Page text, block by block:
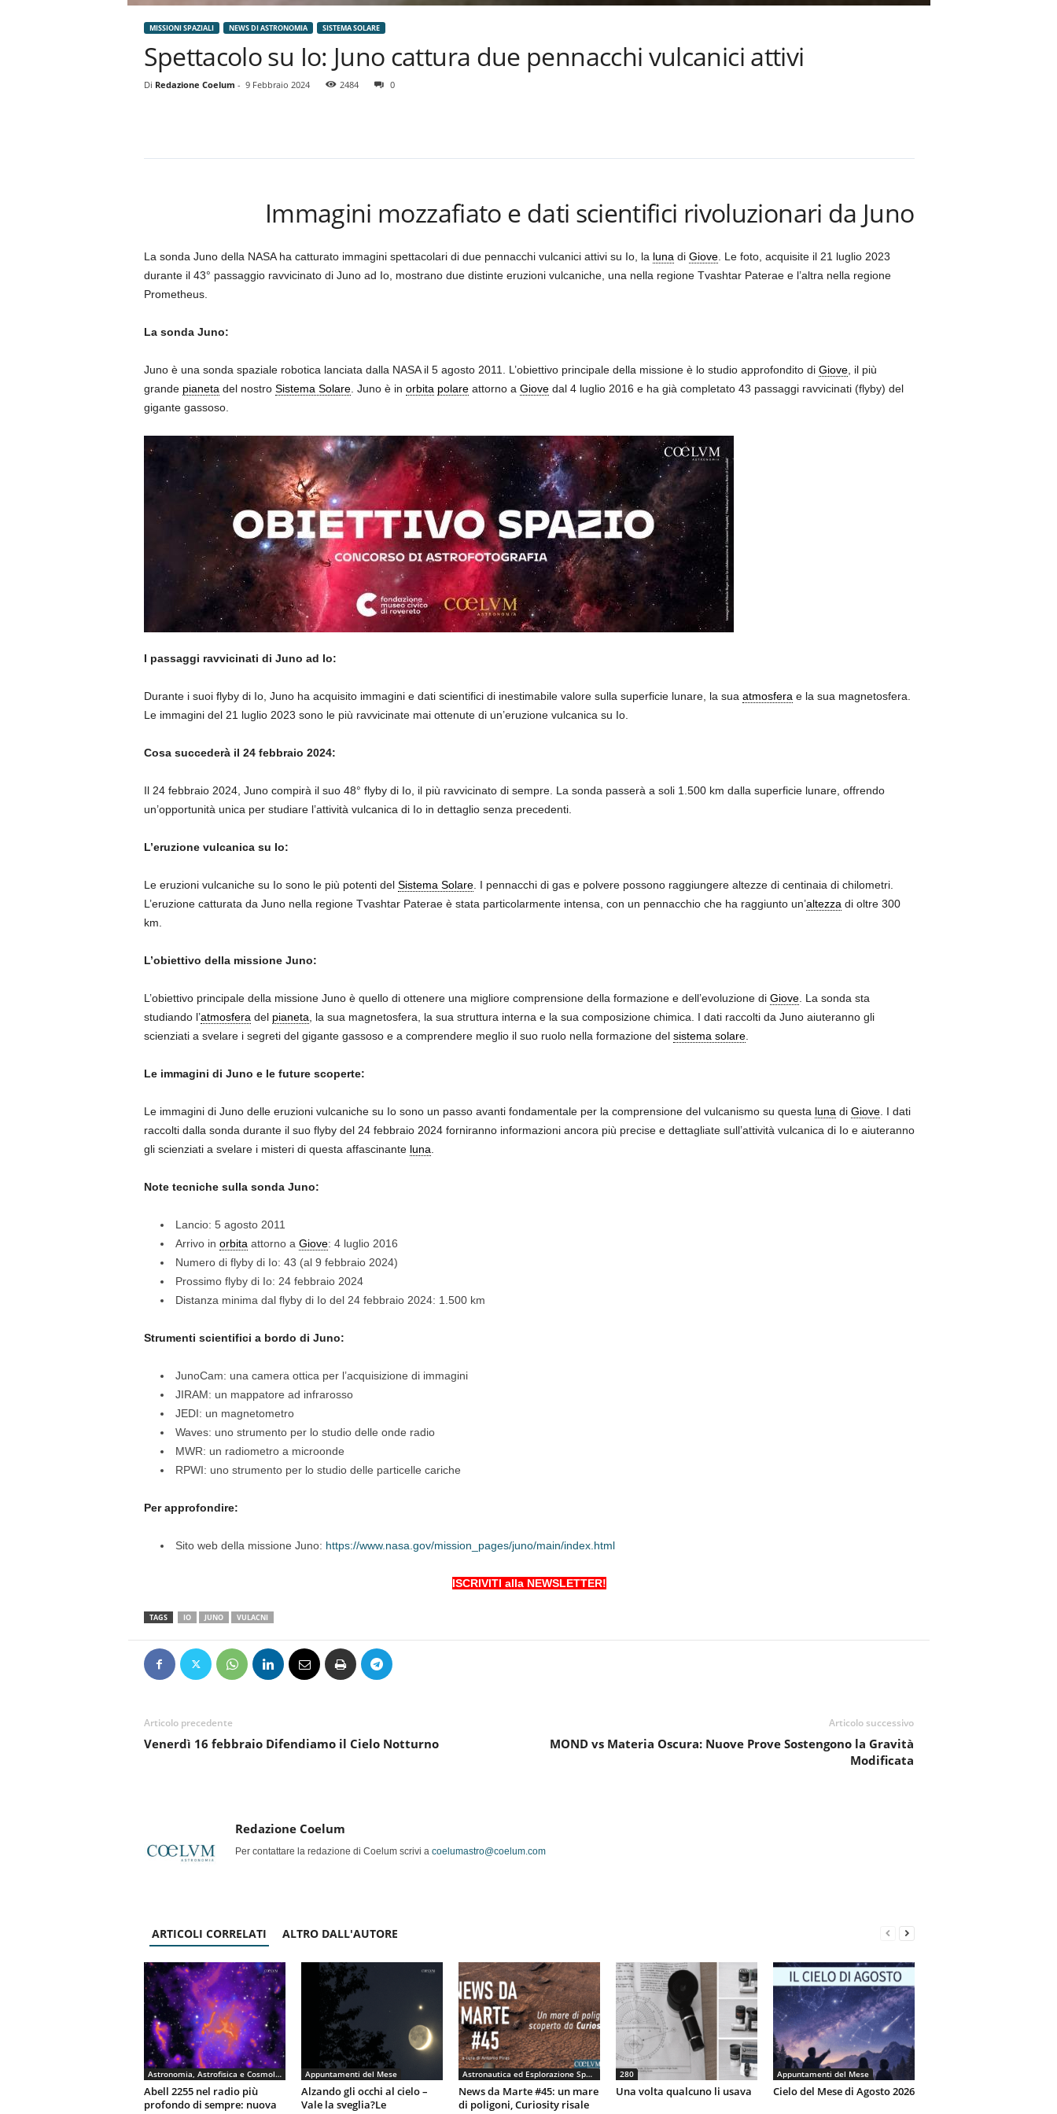
MISSIONI SPAZIALI NEWS DI ASTRONOMIA SISTEMA SOLARE
Spettacolo su Io: Juno cattura due pennacchi vulcanici attivi
Di Redazione Coelum - 9 Febbraio 2024 2484 0
Immagini mozzafiato e dati scientifici rivoluzionari da Juno
La sonda Juno della NASA ha catturato immagini spettacolari di due pennacchi vulcanici attivi su Io, la luna di Giove. Le foto, acquisite il 21 luglio 2023
durante il 43° passaggio ravvicinato di Juno ad Io, mostrano due distinte eruzioni vulcaniche, una nella regione Tvashtar Paterae e l’altra nella regione
Prometheus.
La sonda Juno:
Juno è una sonda spaziale robotica lanciata dalla NASA il 5 agosto 2011. L’obiettivo principale della missione è lo studio approfondito di Giove, il più
grande pianeta del nostro Sistema Solare. Juno è in orbita polareattorno a Giovedal 4 luglio 2016 e ha già completato 43 passaggi ravvicinati (flyby) del
gigante gassoso.
I passaggi ravvicinati di Juno ad Io:
Durante i suoi flyby di Io, Juno ha acquisito immagini e dati scientifici di inestimabile valore sulla superficie lunare, la sua atmosfera e la sua magnetosfera.
Le immagini del 21 luglio 2023 sono le più ravvicinate mai ottenute di un’eruzione vulcanica su Io.
Cosa succederà il 24 febbraio 2024:
Il 24 febbraio 2024, Juno compirà il suo 48° flyby di Io, il più ravvicinato di sempre. La sonda passerà a soli 1.500 km dalla superficie lunare, offrendo
un’opportunità unica per studiare l’attività vulcanica di Io in dettaglio senza precedenti.
L’eruzione vulcanica su Io:
Le eruzioni vulcaniche su Io sono le più potenti del Sistema Solare. I pennacchi di gas e polvere possono raggiungere altezze di centinaia di chilometri.
L’eruzione catturata da Juno nella regione Tvashtar Paterae è stata particolarmente intensa, con un pennacchio che ha raggiunto un’altezza di oltre 300
km.
L’obiettivo della missione Juno:
L’obiettivo principale della missione Juno è quello di ottenere una migliore comprensione della formazione e dell’evoluzione di Giove. La sonda sta
studiando l’atmosfera del pianeta , la sua magnetosfera, la sua struttura interna e la sua composizione chimica. I dati raccolti da Juno aiuteranno gli
scienziati a svelare i segreti del gigante gassoso e a comprendere meglio il suo ruolo nella formazione del sistema solare.
Le immagini di Juno e le future scoperte:
Le immagini di Juno delle eruzioni vulcaniche su Io sono un passo avanti fondamentale per la comprensione del vulcanismo su questa luna di Giove. I dati
raccolti dalla sonda durante il suo flyby del 24 febbraio 2024 forniranno informazioni ancora più precise e dettagliate sull’attività vulcanica di Io e aiuteranno
gli scienziati a svelare i misteri di questa affascinante luna
Note tecniche sulla sonda Juno:
Lancio: 5 agosto 2011
Arrivo in orbita attorno a Giove: 4 luglio 2016
Numero di flyby di Io: 43 (al 9 febbraio 2024)
Prossimo flyby di Io: 24 febbraio 2024
Distanza minima dal flyby di Io del 24 febbraio 2024: 1.500 km
Strumenti scientifici a bordo di Juno:
JunoCam: una camera ottica per l’acquisizione di immagini
JIRAM: un mappatore ad infrarosso
JEDI: un magnetometro
Waves: uno strumento per lo studio delle onde radio
MWR: un radiometro a microonde
RPWI: uno strumento per lo studio delle particelle cariche
Per approfondire:
Sito web della missione Juno: https://www.nasa.gov/mission_pages/juno/main/index.html
ISCRIVITI alla NEWSLETTER!
TAGS IO JUNO VULACNI
Articolo precedente
Venerdì 16 febbraio Difendiamo il Cielo Notturno
Articolo successivo
MOND vs Materia Oscura: Nuove Prove Sostengono la Gravità
Modificata
Redazione Coelum
Per contattare la redazione di Coelum scrivi a coelumastro@coelum.com
ARTICOLI CORRELATI ALTRO DALL'AUTORE
Astronomia, Astrofisica e Cosmologia
Abell 2255 nel radio più
profondo di sempre: nuova
Appuntamenti del Mese
Alzando gli occhi al cielo –
Vale la sveglia?Le
Astronautica ed Esplorazione Spaziale
News da Marte #45: un mare
di poligoni, Curiosity risale
280
Una volta qualcuno li usava
Appuntamenti del Mese
Cielo del Mese di Agosto 2026